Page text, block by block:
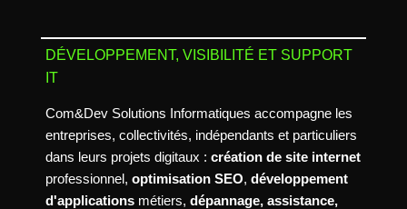
DÉVELOPPEMENT, VISIBILITÉ ET SUPPORT
IT
Com&Dev Solutions Informatiques accompagne les
entreprises, collectivités, indépendants et particuliers
dans leurs projets digitaux : création de site internet
professionnel, optimisation SEO, développement
d'applicationsmétiers, dépannage, assistance,